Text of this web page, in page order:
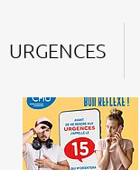
URGENCES